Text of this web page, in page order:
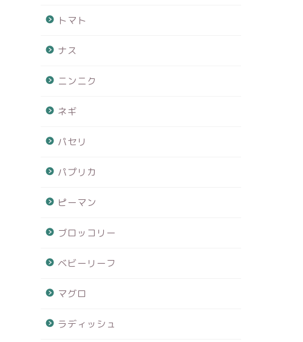
トマト
ナス
ニンニク
ネギ
パセリ
パプリカ
ピーマン
ブロッコリー
ベビーリーフ
マグロ
ラディッシュ